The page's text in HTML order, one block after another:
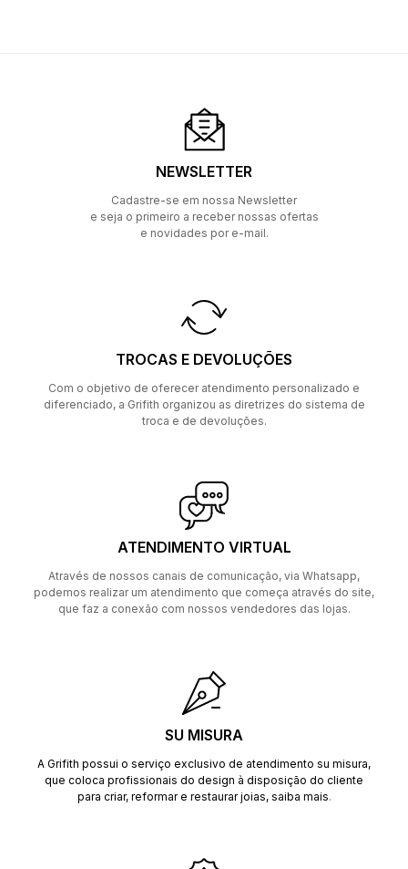
NEWSLETTER
Cadastre-se em nossa Newsletter
e seja o primeiro a receber nossas ofertas
e novidades por e-mail.
TROCAS E DEVOLUÇÕES
Com o objetivo de oferecer atendimento personalizado e
diferenciado, a Grifith organizou as diretrizes do sistema de
troca e de devoluções.
ATENDIMENTO VIRTUAL
Através de nossos canais de comunicação, via Whatsapp,
podemos realizar um atendimento que começa através do site,
que faz a conexão com nossos vendedores das lojas.
SU MISURA
A Grifith possui o serviço exclusivo de atendimento su misura,
que coloca profissionais do design à disposição do cliente
para criar, reformar e restaurar joias, saiba mais.